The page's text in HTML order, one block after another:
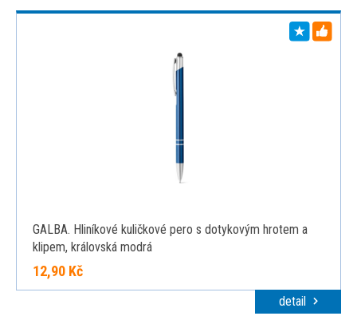
GALBA. Hliníkové kuličkové pero s dotykovým hrotem a
klipem, královská modrá
12,90 Kč
detail